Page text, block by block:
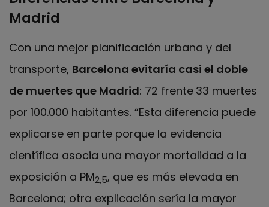
Madrid
Con una mejor planificación urbana y del
transporte, Barcelona evitaría casi el doble
de muertes que Madrid: 72 frente 33 muertes
por 100.000 habitantes. “Esta diferencia puede
explicarse en parte porque la evidencia
científica asocia una mayor mortalidad a la
exposición a PM2,5, que es más elevada en
Barcelona; otra explicación sería la mayor